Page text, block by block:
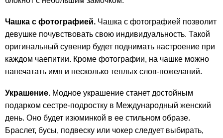
Чашка с фотографией. Чашка с фотографией позволит
девушке почувствовать свою индивидуальность. Такой
оригинальный сувенир будет поднимать настроение при
каждом чаепитии. Кроме фотографии, на чашке можно
напечатать имя и несколько теплых слов-пожеланий.
Украшение. Модное украшение станет достойным
подарком сестре-подростку в Международный женский
день. Оно будет изюминкой в ее стильном образе.
Браслет, бусы, подвеску или чокер следует выбирать,